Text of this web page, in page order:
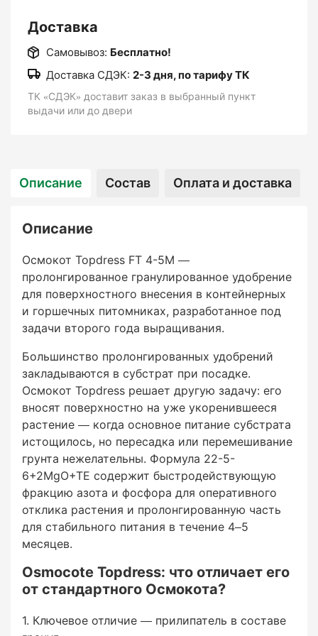
Osmocote Topdress: что
отличает его от
стандартного Осмокота?
Он обеспечивает сцепление с поверхностью
субстрата: удобрение не скатывается при
наклоне горшка, не смывается во время дождя
или полива дождеванием.
Это принципиально важно в питомниках, где
контейнеры регулярно перемещают,
переворачивают при сортировке или хранят на
открытых площадках.
Мелкая фракция гранул обеспечивает
равномерное покрытие поверхности
нанесении с помощью дозаторов.
Доставка
Самовывоз: Бесплатно!
Доставка СДЭК: 2-3 дня, по тарифу ТК
ТК «СДЭК» доставит заказ в выбранный пункт
выдачи или до двери
Описание Состав Оплата и доставка
Описание
Осмокот Topdress FT 4-5M —
пролонгированное гранулированное удобрение
для поверхностного внесения в контейнерных
и горшечных питомниках, разработанное под
задачи второго года выращивания.
Большинство пролонгированных удобрений
закладываются в субстрат при посадке.
Осмокот Topdress решает другую задачу: его
вносят поверхностно на уже укоренившееся
растение — когда основное питание субстрата
истощилось, но пересадка или перемешивание
грунта нежелательны. Формула 22-5-
6+2MgO+TE содержит быстродействующую
фракцию азота и фосфора для оперативного
отклика растения и пролонгированную часть
для стабильного питания в течение 4–5
месяцев.
Osmocote Topdress: что отличает его
от стандартного Осмокота?
Ключевое отличие — прилипатель в составе